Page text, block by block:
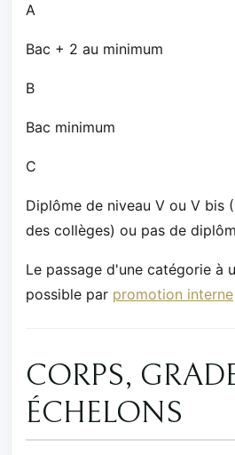
A
Bac + 2 au minimum
B
Bac minimum
C
Diplôme de niveau V ou V bis (
des collèges) ou pas de
Le passage d'une catégorie à
possible par promotion interne
CORPS,
ÉCHELONS